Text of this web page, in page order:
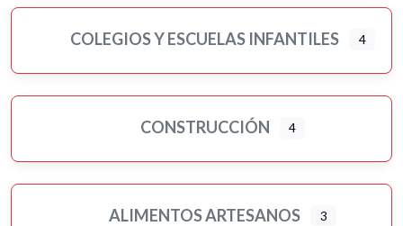
COLEGIOS Y ESCUELAS INFANTILES 4
CONSTRUCCIÓN 4
ALIMENTOS ARTESANOS 3